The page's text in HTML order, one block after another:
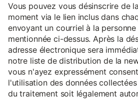
Vous pouvez vous désinscrire de
moment via le lien inclus dans
envoyant un courriel à la
mentionnée ci-dessus. Après la
adresse électronique sera
notre liste de distribution de la
vous n'ayez expressément
l'utilisation des données
du traitement soit légalement